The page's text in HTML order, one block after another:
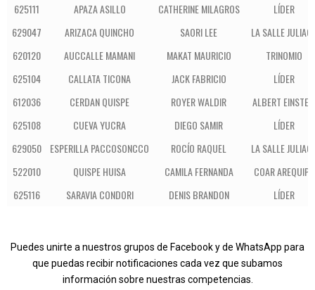
625111
APAZA ASILLO CATHERINE MILAGROS
LÍDER
629047
ARIZACA QUINCHO SAORI LEE
LA SALLE
620120
AUCCALLE MAMANI MAKAT MAURICIO
TRINOMIO
625104
CALLATA TICONA JACK FABRICIO
LÍDER
612036
CERDAN QUISPE ROYER WALDIR
ALBERT EINSTEIN
625108
CUEVA YUCRA DIEGO SAMIR
LÍDER
629050
ESPERILLA PACCOSONCCO ROCÍO RAQUEL
LA SALLE
522010
QUISPE HUISA CAMILA FERNANDA
COAR AREQUIPA
625116
SARAVIA CONDORI DENIS BRANDON LÍDER
Puedes unirte a nuestros grupos de Facebook y de WhatsApp para
que puedas recibir notificaciones cada vez que subamos
información sobre nuestras competencias.